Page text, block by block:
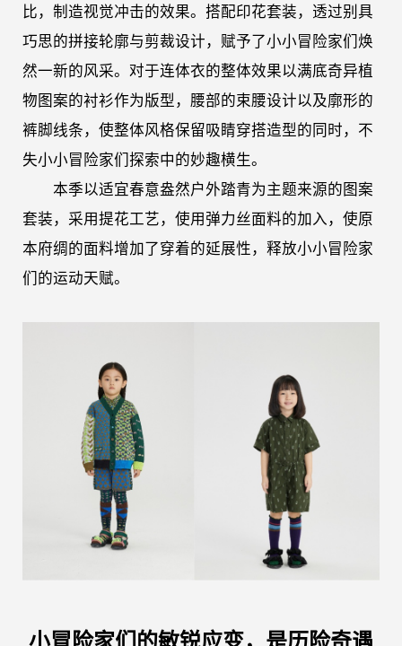
比，制造视觉冲击的效果。搭配印花套装，透过别具
巧思的拼接轮廓与剪裁设计，赋予了小小冒险家们焕
然一新的风采。对于连体衣的整体效果以满底奇异植
物图案的衬衫作为版型，腰部的束腰设计以及廓形的
裤脚线条，使整体风格保留吸睛穿搭造型的同时，不
失小小冒险家们探索中的妙趣横生。
本季以适宜春意盎然户外踏青为主题来源的图案
套装，采用提花工艺，使用弹力丝面料的加入，使原
本府绸的面料增加了穿着的延展性，释放小小冒险家
们的运动天赋。
小冒险家们的敏锐应变，是历险奇遇